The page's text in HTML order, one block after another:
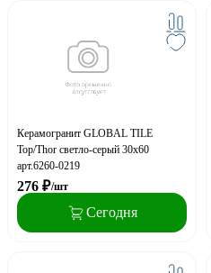
Керамогранит GLOBAL TILE
Тор/Thor светло-серый 30x60
арт.6260-0219
276 ₽/шт
Сегодня